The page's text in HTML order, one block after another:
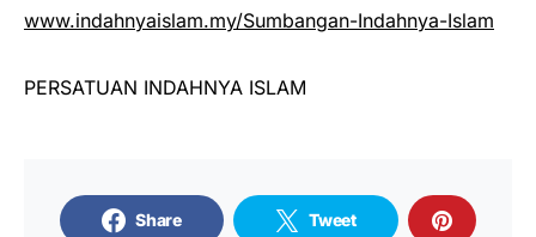
www.indahnyaislam.my/Sumbangan-Indahnya-Islam
PERSATUAN INDAHNYA ISLAM
Share Tweet